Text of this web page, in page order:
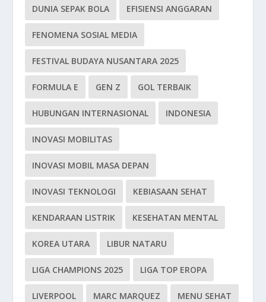
DUNIA SEPAK BOLA EFISIENSI ANGGARAN
FENOMENA SOSIAL MEDIA
FESTIVAL BUDAYA NUSANTARA 2025
FORMULA E GEN Z GOL TERBAIK
HUBUNGAN INTERNASIONAL INDONESIA
INOVASI MOBILITAS
INOVASI MOBIL MASA DEPAN
INOVASI TEKNOLOGI KEBIASAAN SEHAT
KENDARAAN LISTRIK KESEHATAN MENTAL
KOREA UTARA LIBUR NATARU
LIGA CHAMPIONS 2025 LIGA TOP EROPA
LIVERPOOL MARC MARQUEZ MENU SEHAT